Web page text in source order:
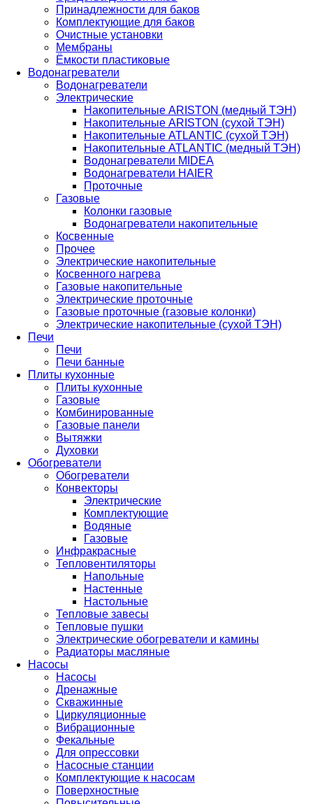
Принадлежности для баков
Комплектующие для баков
Очистные установки
Мембраны
Ёмкости пластиковые
Водонагреватели
Водонагреватели
Электрические
Накопительные ARISTON (медный ТЭН)
Накопительные ARISTON (сухой ТЭН)
Накопительные ATLANTIC (сухой ТЭН)
Накопительные ATLANTIC (медный ТЭН)
Водонагреватели MIDEA
Водонагреватели HAIER
Проточные
Газовые
Колонки газовые
Водонагреватели накопительные
Косвенные
Прочее
Электрические накопительные
Косвенного нагрева
Газовые накопительные
Электрические проточные
Газовые проточные (газовые колонки)
Электрические накопительные (сухой ТЭН)
Печи
Печи
Печи банные
Плиты кухонные
Плиты кухонные
Газовые
Комбинированные
Газовые панели
Вытяжки
Духовки
Обогреватели
Обогреватели
Конвекторы
Электрические
Комплектующие
Водяные
Газовые
Инфракрасные
Тепловентиляторы
Напольные
Настенные
Настольные
Тепловые завесы
Тепловые пушки
Электрические обогреватели и камины
Радиаторы масляные
Насосы
Насосы
Дренажные
Скважинные
Циркуляционные
Вибрационные
Фекальные
Для опрессовки
Насосные станции
Комплектующие к насосам
Поверхностные